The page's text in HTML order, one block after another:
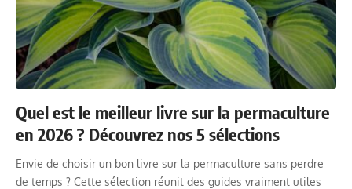
Quel est le meilleur livre sur la permaculture
en 2026 ? Découvrez nos 5 sélections
Envie de choisir un bon livre sur la permaculture sans perdre
de temps ? Cette sélection réunit des guides vraiment utiles